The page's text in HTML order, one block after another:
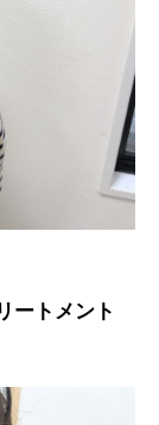
ートメント